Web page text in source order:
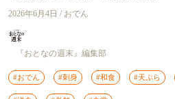
2026年6月4日 / おでん
『おとなの週末』編集部
#おでん #刺身 #和食 #天ぷら